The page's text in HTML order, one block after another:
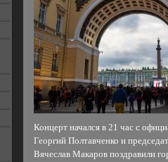
Концерт начался в 21 час с
Георгий Полтавченко и
Вячеслав Макаров поздравили